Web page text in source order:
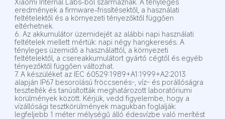
eredmények a firmware-frissítésektől, a használati
feltételektől és a környezeti tényezőktől függően
eltérhetnek.
6. Az akkumulátor üzemidejét az alábbi napi használati
feltételek mellett mértük: napi négy hangkeresés. A
tényleges üzemidő a használattól, a környezeti
feltételektől, a csereakkumulátort gyártó cégtől és egyéb
tényezőktől függően változhat.
7. A készüléket az IEC 60529:1989+A1:1999+A2:2013
alapján IP67 besorolású fröccsenés-, víz- és porállóságra
tesztelték és tanúsították meghatározott laboratóriumi
körülmények között. Kérjük, vedd figyelembe, hogy a
vízállósági tesztkörülmények magukban foglalják:
legfeljebb 1 méter mélységű álló édesvízbe való merítést